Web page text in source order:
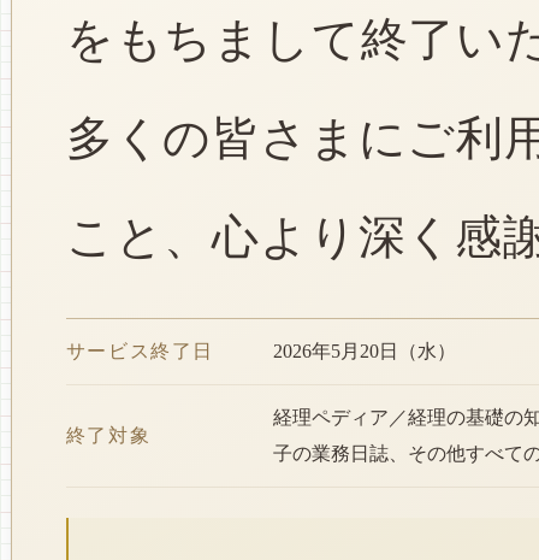
をもちまして終了い
多くの皆さまにご利
こと、心より深く感
サービス終了日 2026年5月20日（水）
終了対象
経理ペディア／経理の基礎の
子の業務日誌、その他すべて